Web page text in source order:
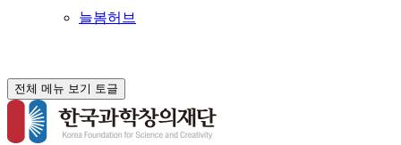
늘봄허브
전체 메뉴 보기 토글